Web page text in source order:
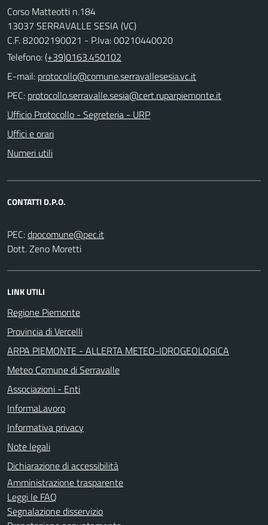
Corso Matteotti n.184
13037 SERRAVALLE SESIA (VC)
C.F. 82002190021 - P.Iva: 00210440020
Telefono:(+39)0163.450102
E-mail:
PEC:
Ufficio Protocollo - Segreteria - URP
Uffici e orari
Numeri utili
CONTATTI D.P.O.
PEC:
Dott. Zeno Moretti
LINK UTILI
Regione Piemonte
Provincia di Vercelli
ARPA PIEMONTE - ALLERTA METEO-IDROGEOLOGICA
Meteo Comune di Serravalle
Associazioni - Enti
InformaLavoro
Informativa privacy
Note legali
Dichiarazione di accessibilità
Amministrazione trasparente
Leggi le FAQ
Segnalazione disservizio